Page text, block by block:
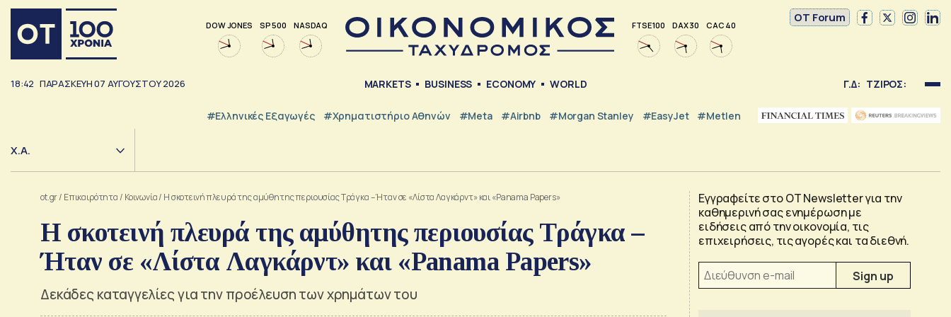
DOW JONES SP 500 NASDAQ FTSE 100 DAX 30 CAC 40
OT Forum
18:42 ΠΑΡΑΣΚΕΥΗ07 ΑΥΓΟΥΣΤΟΥ2026 MARKETS BUSINESS ECONOMY WORLD Γ.Δ: ΤΖΙΡΟΣ:
#Ελληνικές Εξαγωγές #Χρηματιστήριο Αθηνών #Meta #Airbnb #Morgan Stanley #EasyJet #Metlen
Χ.Α.
ot.gr/ Επικαιρότητα / Κοινωνία/ Η σκοτεινή πλευρά της αμύθητης περιουσίας Τράγκα – Ήταν σε «Λίστα Λαγκάρντ» και «Panama Papers»
Η σκοτεινή πλευρά της αμύθητης περιουσίας Τράγκα –
Ήταν σε «Λίστα Λαγκάρντ» και «Panama Papers»
Δεκάδες καταγγελίες για την προέλευση των χρημάτων του
Εγγραφείτε στο OT Newsletter για την
καθημερινή σας ενημέρωση με
ειδήσεις από την οικονομία, τις
επιχειρήσεις, τις αγορές και τα διεθνή.